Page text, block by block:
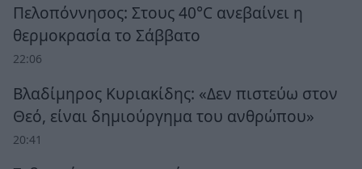
Πελοπόννησος: Στους 40°C ανεβαίνει η
θερμοκρασία το Σάββατο
22:06
Βλαδίμηρος Κυριακίδης: «Δεν πιστεύω στον
Θεό, είναι δημιούργημα του ανθρώπου»
20:41